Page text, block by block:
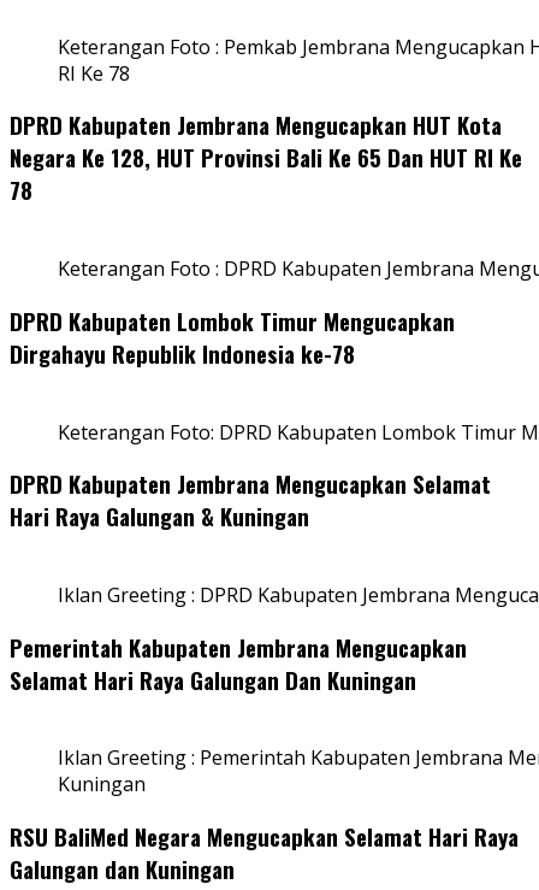
Keterangan Foto : Pemkab Jembrana Mengucapkan
RI Ke 78
DPRD Kabupaten Jembrana Mengucapkan HUT Kota
Negara Ke 128, HUT Provinsi Bali Ke 65 Dan HUT RI Ke
78
Keterangan Foto : DPRD Kabupaten Jembrana
DPRD Kabupaten Lombok Timur Mengucapkan
Dirgahayu Republik Indonesia ke-78
Keterangan Foto: DPRD Kabupaten Lombok Timur
DPRD Kabupaten Jembrana Mengucapkan Selamat
Hari Raya Galungan & Kuningan
Iklan Greeting : DPRD Kabupaten Jembrana
Pemerintah Kabupaten Jembrana Mengucapkan
Selamat Hari Raya Galungan Dan Kuningan
Iklan Greeting : Pemerintah Kabupaten Jembrana
Kuningan
RSU BaliMed Negara Mengucapkan Selamat Hari Raya
Galungan dan Kuningan